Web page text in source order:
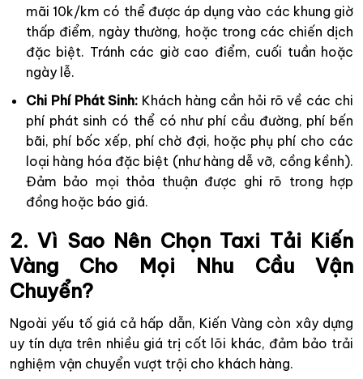
mãi 10k/km có thể được áp dụng vào các khung giờ
thấp điểm, ngày thường, hoặc trong các chiến dịch
đặc biệt. Tránh các giờ cao điểm, cuối tuần hoặc
ngày lễ.
Chi Phí Phát Sinh: Khách hàng cần hỏi rõ về các chi
phí phát sinh có thể có như phí cầu đường, phí bến
bãi, phí bốc xếp, phí chờ đợi, hoặc phụ phí cho các
loại hàng hóa đặc biệt (như hàng dễ vỡ, cồng kềnh).
Đảm bảo mọi thỏa thuận được ghi rõ trong hợp
đồng hoặc báo giá.
2. Vì Sao Nên Chọn Taxi Tải Kiến
Vàng Cho Mọi Nhu Cầu Vận
Chuyển?
Ngoài yếu tố giá cả hấp dẫn, Kiến Vàng còn xây dựng
uy tín dựa trên nhiều giá trị cốt lõi khác, đảm bảo trải
nghiệm vận chuyển vượt trội cho khách hàng.